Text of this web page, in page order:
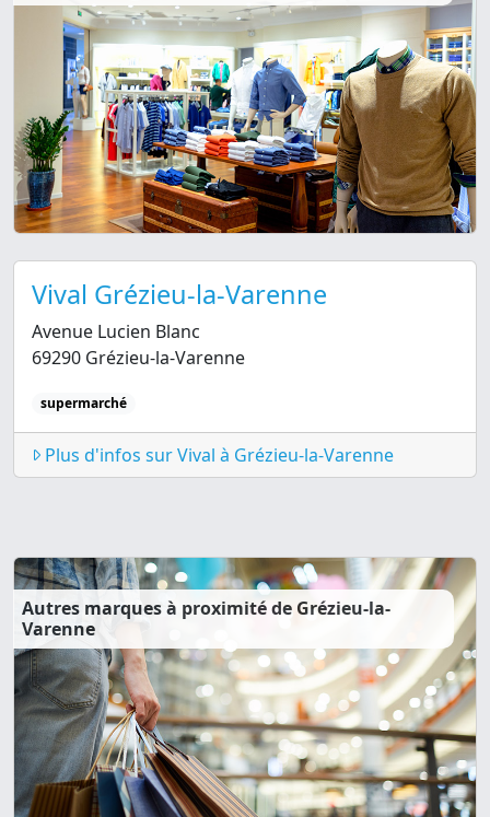
Vival Grézieu-la-Varenne
Avenue Lucien Blanc
69290 Grézieu-la-Varenne
supermarché
Plus d'infos sur Vival à Grézieu-la-Varenne
Autres marques à proximité de Grézieu-la-
Varenne